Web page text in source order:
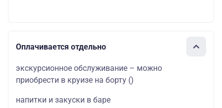
Оплачивается отдельно
экскурсионное обслуживание – можно
приобрести в круизе на борту ()
напитки и закуски в баре